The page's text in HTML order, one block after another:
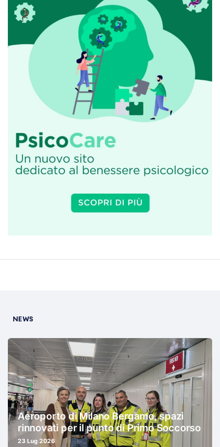
NEWS
Aeroporto di Milano Bergamo, spazi
rinnovati per il punto di Primo Soccorso
23 Lug 2026